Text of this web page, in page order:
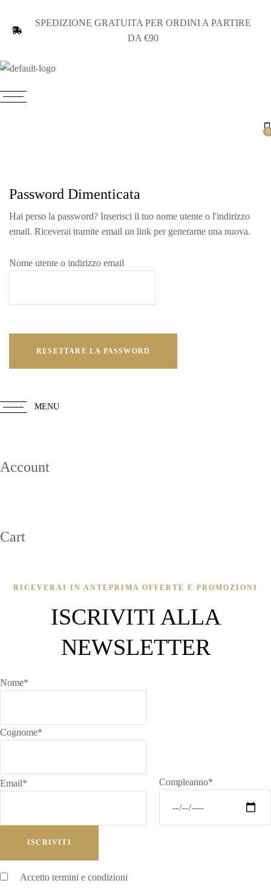
SPEDIZIONE GRATUITA PER ORDINI A PARTIRE
DA €90
0
Password Dimenticata
Hai perso la password? Inserisci il tuo nome utente o l'indirizzo
email. Riceverai tramite email un link per generarne una nuova.
Nome utente o indirizzo email
RESETTARE LA PASSWORD
MENU
Account
Cart
ISCRIVITI ALLA
NEWSLETTER
RICEVERAI IN ANTEPRIMA OFFERTE E PROMOZIONI
Nome*
Cognome*
Email* Compleanno*
Accetto termini e condizioni